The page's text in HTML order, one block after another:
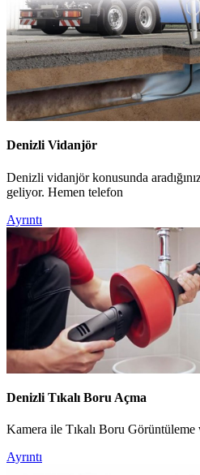
Denizli Vidanjör
Denizli vidanjör konusunda
geliyor. Hemen telefon
Ayrıntı
Denizli Tıkalı Boru Açma
Kamera ile Tıkalı Boru Görüntüleme
Ayrıntı